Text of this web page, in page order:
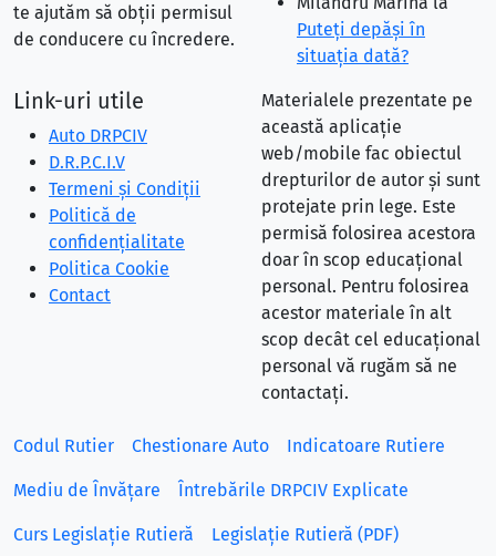
te ajutăm să obții permisul
de conducere cu încredere.
Puteţi depăşi în
situaţia dată?
Link-uri utile
Auto DRPCIV
D.R.P.C.I.V
Termeni și Condiții
Politică de
confidențialitate
Politica Cookie
Contact
Materialele prezentate pe
această aplicație
web/mobile fac obiectul
drepturilor de autor și sunt
protejate prin lege. Este
permisă folosirea acestora
doar în scop educațional
personal. Pentru folosirea
acestor materiale în alt
scop decât cel educațional
personal vă rugăm să ne
contactați.
Codul Rutier Chestionare Auto Indicatoare Rutiere
Mediu de Învățare Întrebările DRPCIV Explicate
Curs Legislație Rutieră Legislație Rutieră (PDF)